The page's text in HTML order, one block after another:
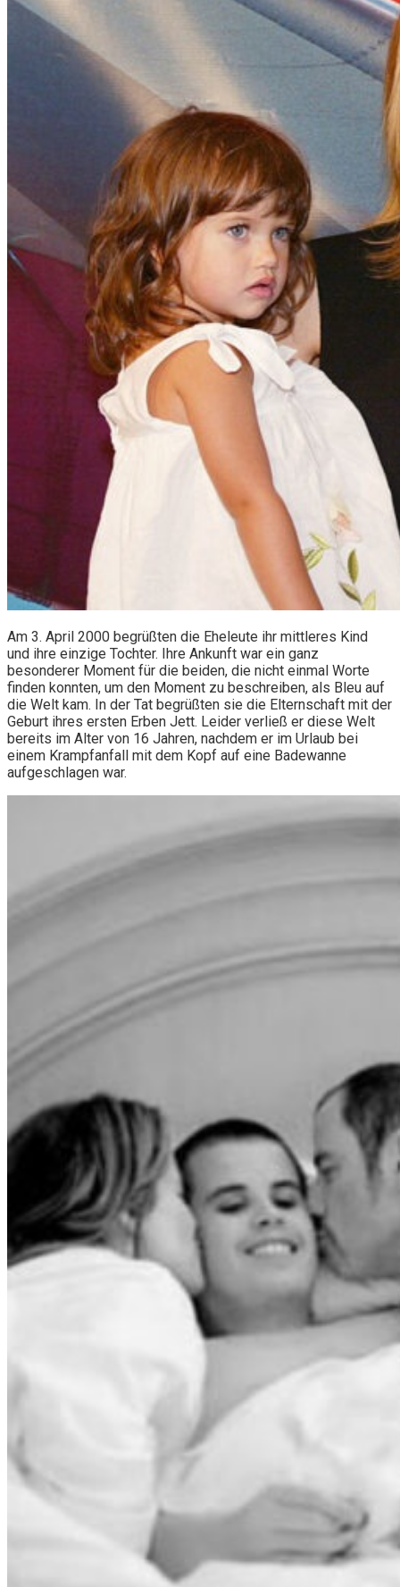
Am 3. April 2000 begrüßten die Eheleute ihr mittleres Kind
und ihre einzige Tochter. Ihre Ankunft war ein ganz
besonderer Moment für die beiden, die nicht einmal Worte
finden konnten, um den Moment zu beschreiben, als Bleu auf
die Welt kam. In der Tat begrüßten sie die Elternschaft mit der
Geburt ihres ersten Erben Jett. Leider verließ er diese Welt
bereits im Alter von 16 Jahren, nachdem er im Urlaub bei
einem Krampfanfall mit dem Kopf auf eine Badewanne
aufgeschlagen war.